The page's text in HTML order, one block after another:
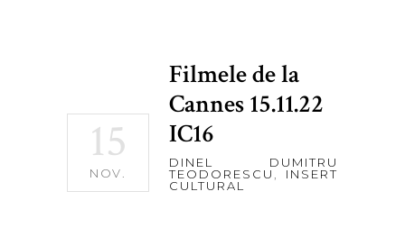
15
NOV.
Filmele de la
Cannes 15.11.22
IC16
DINEL DUMITRU
TEODORESCU , INSERT
CULTURAL